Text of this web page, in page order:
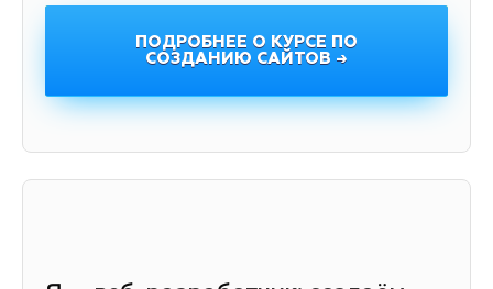
ПОДРОБНЕЕ О КУРСЕ ПО
СОЗДАНИЮ САЙТОВ →